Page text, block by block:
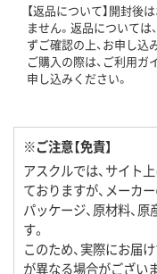
【返品について】開封後
ません。返品については
ずご確認の上、お申し込
ご購入の際は、ご利用ガ
申し込みください。
※ご注意【免責】
アスクルでは、サイト
ておりますが、メーカー
パッケージ、原材料、
す。
このため、実際にお届
が異なる場合がござい